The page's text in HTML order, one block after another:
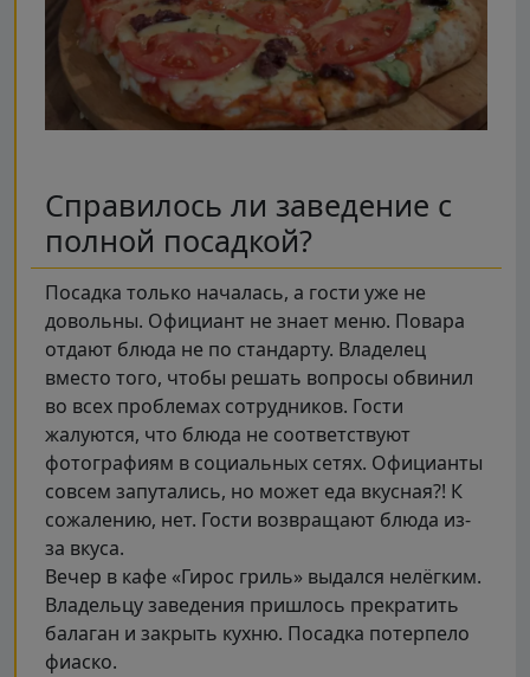
Справилось ли заведение с
полной посадкой?
Посадка только началась, а гости уже не
довольны. Официант не знает меню. Повара
отдают блюда не по стандарту. Владелец
вместо того, чтобы решать вопросы обвинил
во всех проблемах сотрудников. Гости
жалуются, что блюда не соответствуют
фотографиям в социальных сетях. Официанты
совсем запутались, но может еда вкусная?! К
сожалению, нет. Гости возвращают блюда из-
за вкуса.
Вечер в кафе «Гирос гриль» выдался нелёгким.
Владельцу заведения пришлось прекратить
балаган и закрыть кухню. Посадка потерпело
фиаско.